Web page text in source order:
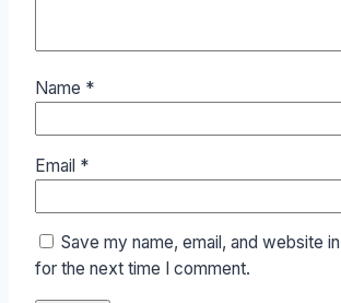
Name *
Email *
Save my name, email, and website
for the next time I comment.